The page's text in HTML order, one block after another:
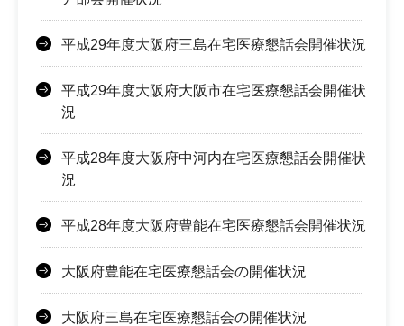
平成29年度大阪府三島在宅医療懇話会開催状況
平成29年度大阪府大阪市在宅医療懇話会開催状
況
平成28年度大阪府中河内在宅医療懇話会開催状
況
平成28年度大阪府豊能在宅医療懇話会開催状況
大阪府豊能在宅医療懇話会の開催状況
大阪府三島在宅医療懇話会の開催状況